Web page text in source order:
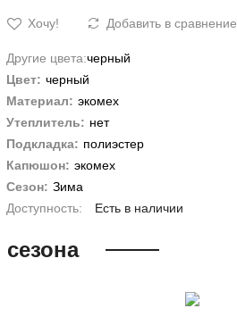
Хочу! Добавить в сравнение
Другие цвета:черный
Цвет: черный
Материал: экомех
Утеплитель: нет
Подкладка: полиэстер
Капюшон: экомех
Сезон: Зима
Есть в наличии